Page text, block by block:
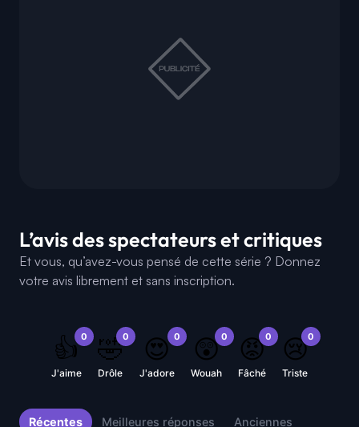
L’avis des spectateurs et critiques
Et vous, qu’avez-vous pensé de cette série ? Donnez
votre avis librement et sans inscription.
0
👍
J'aime
0
🤣
Drôle
0
😍
J'adore
0
😲
Wouah
0
😡
Fâché
0
😢
Triste
Récentes Meilleures réponses Anciennes